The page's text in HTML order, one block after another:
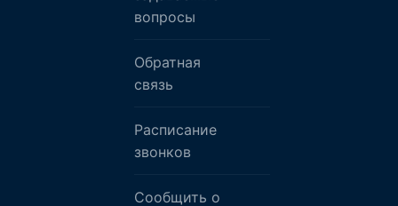
вопросы
Обратная
связь
Расписание
звонков
Сообщить о